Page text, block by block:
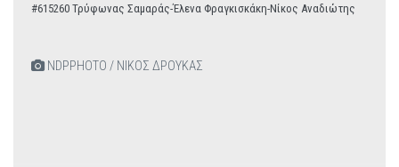
#615260 Τρύφωνας Σαμαράς-Έλενα Φραγκισκάκη-Νίκος Αναδιώτης
NDPPHOTO / ΝΙΚΟΣ ΔΡΟΥΚΑΣ